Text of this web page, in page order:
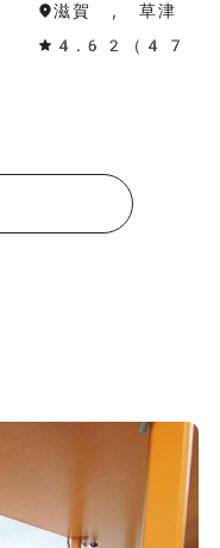
滋賀 , 草津・守
4.62（47件の